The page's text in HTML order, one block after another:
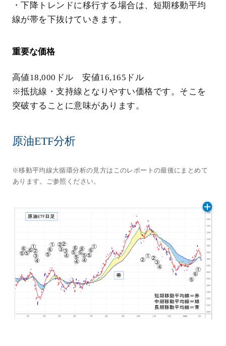
・下降トレンドに移行する場合は、短期移動平均
線が帯を下抜けていきます。
重要な価格
高値18,000ドル 安値16,165ドル
※抵抗線・支持線となりやすい価格です。そこを
突破することに意味があります。
原油ETF分析
※移動平均線大循環分析の見方はこのレポートの最後にまとめて
あります。ご参照ください。